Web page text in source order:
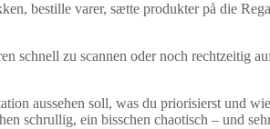
bestille varer, sætte produkter på die
schnell zu scannen oder noch rechtzeitig
aussehen soll, was du priorisierst und
schrullig, ein bisschen chaotisch – und